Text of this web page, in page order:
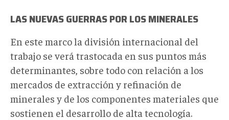
LAS NUEVAS GUERRAS POR LOS MINERALES
En este marco la división internacional del
trabajo se verá trastocada en sus puntos más
determinantes, sobre todo con relación a los
mercados de extracción y refinación de
minerales y de los componentes materiales que
sostienen el desarrollo de alta tecnología.